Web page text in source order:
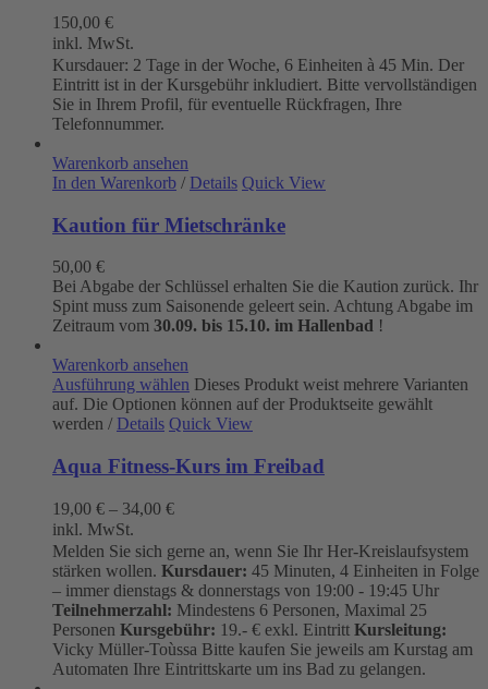
150,00 €
inkl. MwSt.
Kursdauer: 2 Tage in der Woche, 6 Einheiten à 45 Min. Der
Eintritt ist in der Kursgebühr inkludiert. Bitte vervollständigen
Sie in Ihrem Profil, für eventuelle Rückfragen, Ihre
Telefonnummer.
Warenkorb ansehen
In den Warenkorb / Details Quick View
Kaution für Mietschränke
50,00 €
Bei Abgabe der Schlüssel erhalten Sie die Kaution zurück. Ihr
Spint muss zum Saisonende geleert sein. Achtung Abgabe im
Zeitraum vom 30.09. bis 15.10. im Hallenbad !
Warenkorb ansehen
Ausführung wählen Dieses Produkt weist mehrere Varianten
auf. Die Optionen können auf der Produktseite gewählt
werden / Details Quick View
Aqua Fitness-Kurs im Freibad
19,00 € – 34,00 €
inkl. MwSt.
Melden Sie sich gerne an, wenn Sie Ihr Her-Kreislaufsystem
stärken wollen. Kursdauer: 45 Minuten, 4 Einheiten in Folge
– immer dienstags & donnerstags von 19:00 - 19:45 Uhr
Teilnehmerzahl: Mindestens 6 Personen, Maximal 25
Personen Kursgebühr: 19.- € exkl. Eintritt Kursleitung:
Vicky Müller-Toùssa Bitte kaufen Sie jeweils am Kurstag am
Automaten Ihre Eintrittskarte um ins Bad zu gelangen.